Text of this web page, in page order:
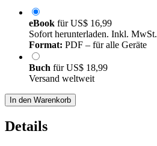
eBook fürUS$ 16,99
Sofort herunterladen. Inkl. MwSt.
Format: PDF – für alle Geräte
Buch fürUS$ 18,99
Versand weltweit
In den Warenkorb
Details